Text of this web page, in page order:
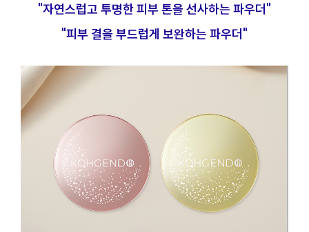
"자연스럽고 투명한 피부 톤을 선사하는 파우더"
"피부 결을 부드럽게 보완하는 파우더"